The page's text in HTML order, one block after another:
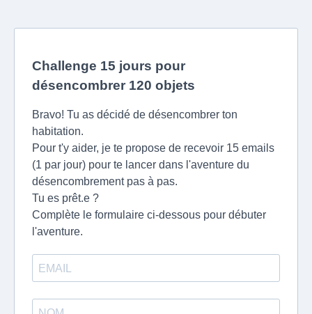
Challenge 15 jours pour
désencombrer 120 objets
Bravo! Tu as décidé de désencombrer ton
habitation.
Pour t'y aider, je te propose de recevoir 15 emails
(1 par jour) pour te lancer dans l'aventure du
désencombrement pas à pas.
Tu es prêt.e ?
Complète le formulaire ci-dessous pour débuter
l'aventure.